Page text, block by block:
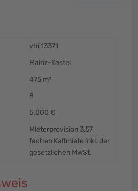
vhi 13371
Mainz-Kastel
475 m²
8
5.000 €
Mieterprovision 3,57
fachen Kaltmiete inkl. der
gesetzlichen MwSt.